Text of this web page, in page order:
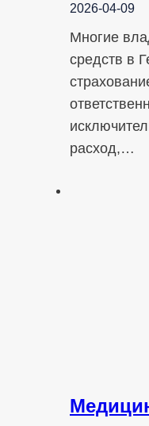
2026-04-09
Многие
средств в
расход,…